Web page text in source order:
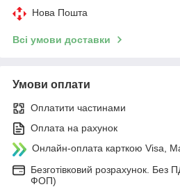
Нова Пошта
Всі умови доставки
Умови оплати
Оплатити частинами
Оплата на рахунок
Онлайн-оплата карткою Visa,
Безготівковий розрахунок. Без
ФОП)